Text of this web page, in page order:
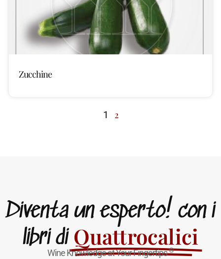
Zucchine
1 2
Diventa un esperto! con i
libri di Quattrocalici
Wine Knowledge at Your Fingertips®